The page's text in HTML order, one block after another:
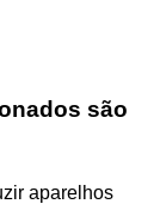
são
aparelhos